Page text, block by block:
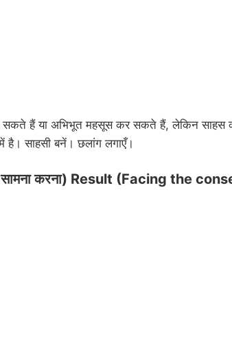
हैं या अभिभूत महसूस कर सकते हैं, लेकिन साहस
है। साहसी बनें। छलांग लगाएँ।
सामना करना) Result (Facing the